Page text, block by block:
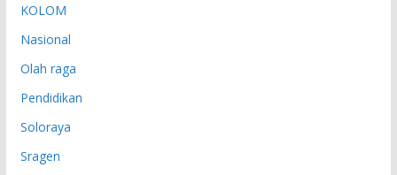
KOLOM
Nasional
Olah raga
Pendidikan
Soloraya
Sragen